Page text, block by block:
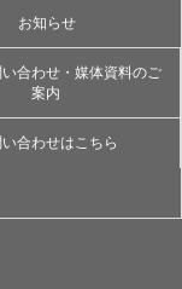
お知らせ
合わせ・媒体資料のご
案内
い合わせはこちら